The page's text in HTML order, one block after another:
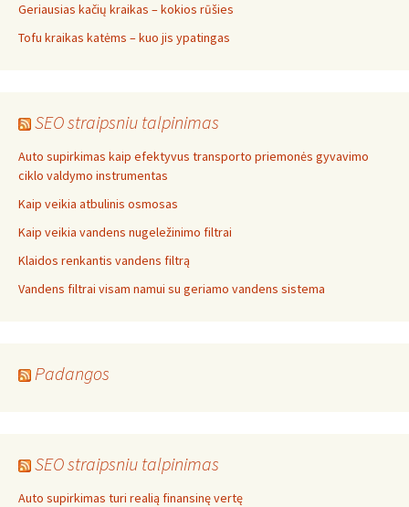
Geriausias kačių kraikas – kokios rūšies
Tofu kraikas katėms – kuo jis ypatingas
SEO straipsniu talpinimas
Auto supirkimas kaip efektyvus transporto priemonės gyvavimo
ciklo valdymo instrumentas
Kaip veikia atbulinis osmosas
Kaip veikia vandens nugeležinimo filtrai
Klaidos renkantis vandens filtrą
Vandens filtrai visam namui su geriamo vandens sistema
Padangos
SEO straipsniu talpinimas
Auto supirkimas turi realią finansinę vertę